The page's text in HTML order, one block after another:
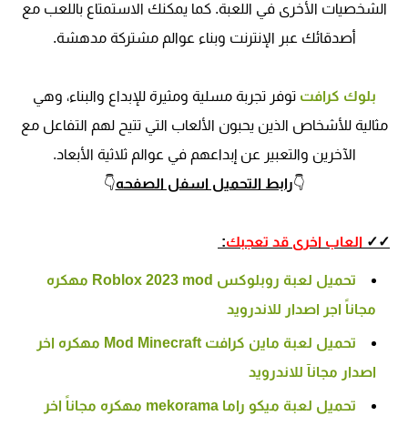
الشخصيات الأخرى في اللعبة. كما يمكنك الاستمتاع باللعب مع
أصدقائك عبر الإنترنت وبناء عوالم مشتركة مدهشة.
بلوك كرافت توفر تجربة مسلية ومثيرة للإبداع والبناء، وهي
مثالية للأشخاص الذين يحبون الألعاب التي تتيح لهم التفاعل مع
الآخرين والتعبير عن إبداعهم في عوالم ثلاثية الأبعاد.
👇رابط التحميل اسفل الصفحه👇
✓✓ العاب اخرى قد تعجبك:
تحميل لعبة روبلوكس Roblox 2023 mod مهكره
مجاناً اجر اصدار للاندرويد
تحميل لعبة ماين كرافت Minecraft‏ Mod مهكره اخر
اصدار مجانآ للاندرويد
تحميل لعبة ميكو راما mekorama مهكره مجاناً اخر